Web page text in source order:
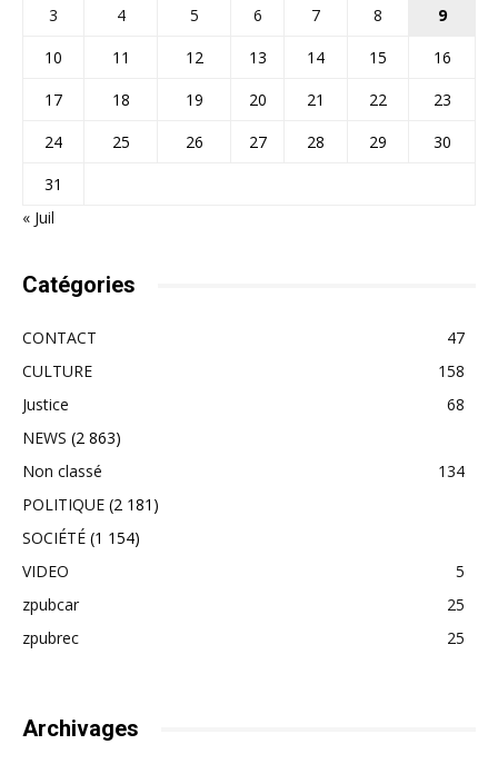
3
4 5 6 7 8
9
10
11 12 13 14 15
16
17
18 19 20 21 22
23
24
25 26 27 28 29
30
31
« Juil
Catégories
CONTACT
47
CULTURE
158
Justice
68
NEWS (2 863)
Non classé
134
POLITIQUE (2 181)
SOCIÉTÉ (1 154)
VIDEO
5
zpubcar
25
zpubrec
25
Archivages